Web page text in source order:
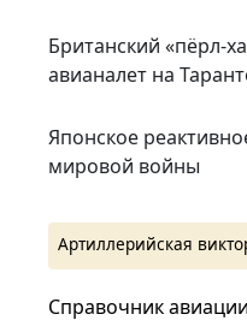
Британский «пёрл-
авианалет на
Японское
мировой войны
Артиллерийская
Справочник авиации